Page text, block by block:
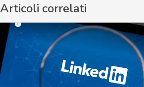
Articoli correlati